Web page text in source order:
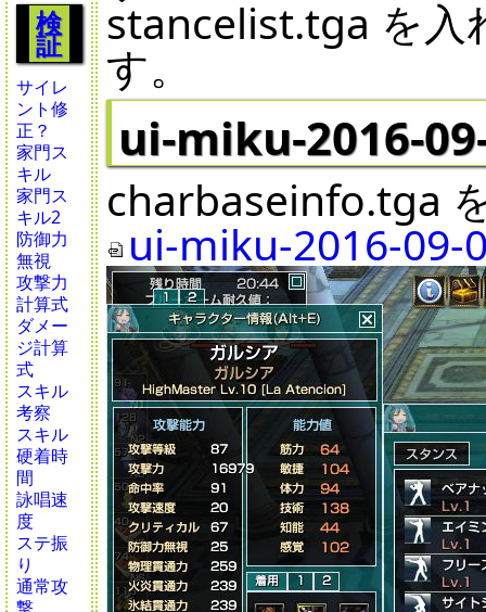
検
証
サイレ
ント修
正？
家門ス
キル
家門ス
キル2
防御力
無視
攻撃力
計算式
ダメー
ジ計算
式
スキル
考察
スキル
硬着時
間
詠唱速
度
ステ振
り
通常攻
stancelist.tga を入
す。
ui-miku-2016-
charbaseinfo.tga
ui-miku-2016-09-